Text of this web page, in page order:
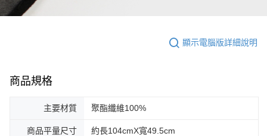
顯示電腦版詳細說明
商品規格
主要材質 聚酯纖維100%
商品平量尺寸 約長104cmX寬49.5cm